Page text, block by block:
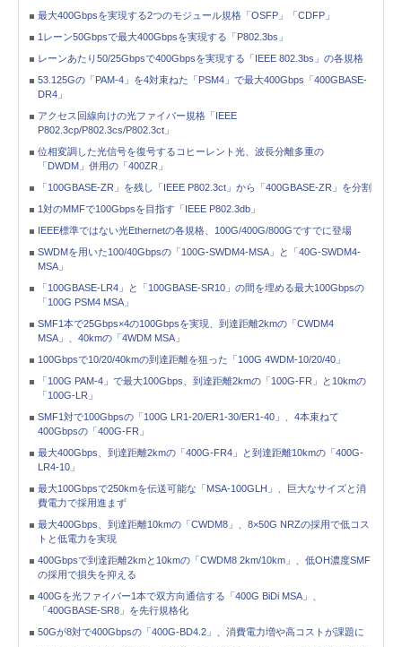
最大400Gbpsを実現する2つのモジュール規格「OSFP」「CDFP」
1レーン50Gbpsで最大400Gbpsを実現する「P802.3bs」
レーンあたり50/25Gbpsで400Gbpsを実現する「IEEE 802.3bs」の各規格
53.125Gの「PAM-4」を4対束ねた「PSM4」で最大400Gbps「400GBASE-
DR4」
アクセス回線向けの光ファイバー規格「IEEE
P802.3cp/P802.3cs/P802.3ct」
位相変調した光信号を復号するコヒーレント光、波長分離多重の
「DWDM」併用の「400ZR」
「100GBASE-ZR」を残し「IEEE P802.3ct」から「400GBASE-ZR」を分割
1対のMMFで100Gbpsを目指す「IEEE P802.3db」
IEEE標準ではない光Ethernetの各規格、100G/400G/800Gですでに登場
SWDMを用いた100/40Gbpsの「100G-SWDM4-MSA」と「40G-SWDM4-
MSA」
「100GBASE-LR4」と「100GBASE-SR10」の間を埋める最大100Gbpsの
「100G PSM4 MSA」
SMF1本で25Gbps×4の100Gbpsを実現、到達距離2kmの「CWDM4
MSA」、40kmの「4WDM MSA」
100Gbpsで10/20/40kmの到達距離を狙った「100G 4WDM-10/20/40」
「100G PAM-4」で最大100Gbps、到達距離2kmの「100G-FR」と10kmの
「100G-LR」
SMF1対で100Gbpsの「100G LR1-20/ER1-30/ER1-40」、4本束ねて
400Gbpsの「400G-FR」
最大400Gbps、到達距離2kmの「400G-FR4」と到達距離10kmの「400G-
LR4-10」
最大100Gbpsで250kmを伝送可能な「MSA-100GLH」、巨大なサイズと消
費電力で採用進まず
最大400Gbps、到達距離10kmの「CWDM8」、8×50G NRZの採用で低コス
トと低電力を実現
400Gbpsで到達距離2kmと10kmの「CWDM8 2km/10km」、低OH濃度SMF
の採用で損失を抑える
400Gを光ファイバー1本で双方向通信する「400G BiDi MSA」、
「400GBASE-SR8」を先行規格化
50Gが8対で400Gbpsの「400G-BD4.2」、消費電力増や高コストが課題に